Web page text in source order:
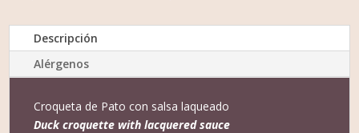
Descripción
Alérgenos
Croqueta de Pato con salsa laqueado
Duck croquette with lacquered sauce